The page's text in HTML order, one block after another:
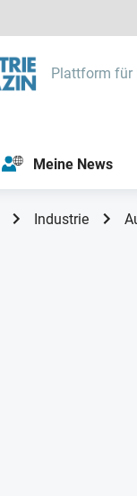
Plattform für
Meine News
Industrie